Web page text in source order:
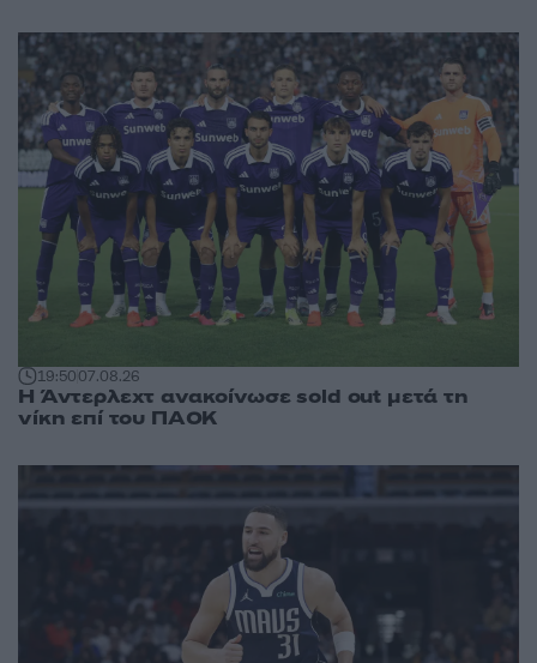
19:5007.08.26
Η Άντερλεχτ ανακοίνωσε sold out μετά τη
νίκη επί του ΠΑΟΚ